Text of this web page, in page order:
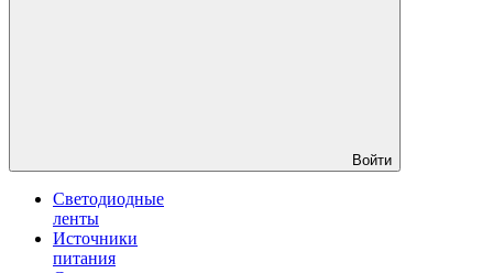
Войти
Светодиодные
ленты
Источники
питания